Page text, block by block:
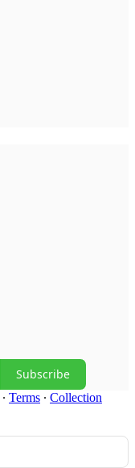
Subscribe
∙ Terms ∙ Collection